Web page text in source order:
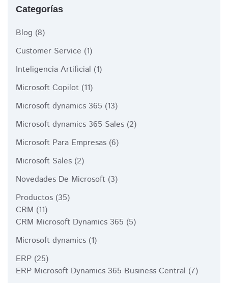
Categorías
Blog (8)
Customer Service (1)
Inteligencia Artificial (1)
Microsoft Copilot (11)
Microsoft dynamics 365 (13)
Microsoft dynamics 365 Sales (2)
Microsoft Para Empresas (6)
Microsoft Sales (2)
Novedades De Microsoft (3)
Productos (35)
CRM (11)
CRM Microsoft Dynamics 365 (5)
Microsoft dynamics (1)
ERP (25)
ERP Microsoft Dynamics 365 Business Central (7)